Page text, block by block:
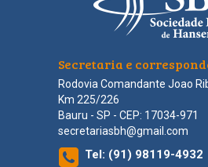
Secretaria e
Rodovia Comandante Joao
Km 225/226
Bauru - SP - CEP: 17034-971
secretariasbh@gmail.com
Tel: (91) 98119-4932